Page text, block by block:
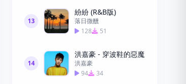
13
紛紛 (R&B版)
落日微醺
128
51
14
洪嘉豪 - 穿波鞋的惡魔
洪嘉豪
94
34